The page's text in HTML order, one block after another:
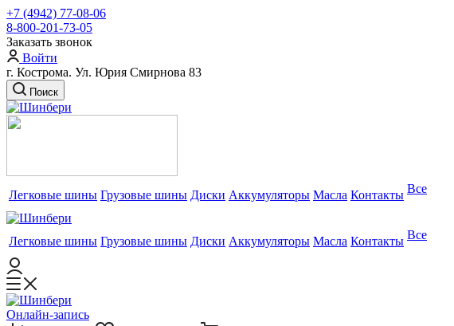
+7 (4942) 77-08-06
8-800-201-73-05
Заказать звонок
Войти
г. Кострома. Ул. Юрия Смирнова 83
Поиск
Легковые шины Грузовые шины Диски Аккумуляторы Масла Контакты Все
Легковые шины Грузовые шины Диски Аккумуляторы Масла Контакты Все
Онлайн-запись